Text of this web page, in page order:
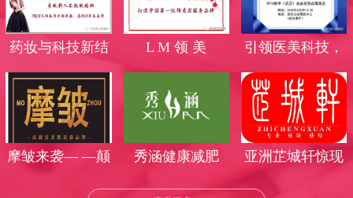
药妆与科技新结
合，蜕变无斑美
丽时光
L M 领 美
引领医美科技，
高端光电品牌霸
气莅临武汉美博
会
摩皱来袭— —颠
秀涵健康减肥
亚洲芷城轩惊现